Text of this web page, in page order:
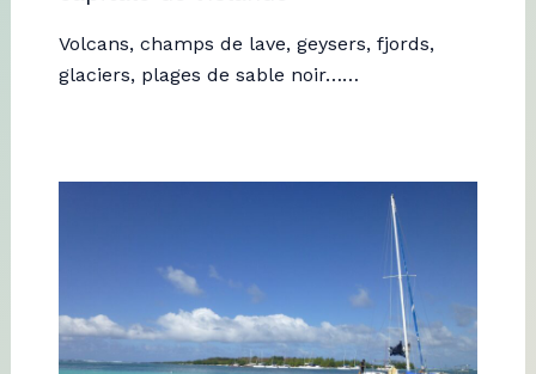
Volcans, champs de lave, geysers, fjords,
glaciers, plages de sable noir……